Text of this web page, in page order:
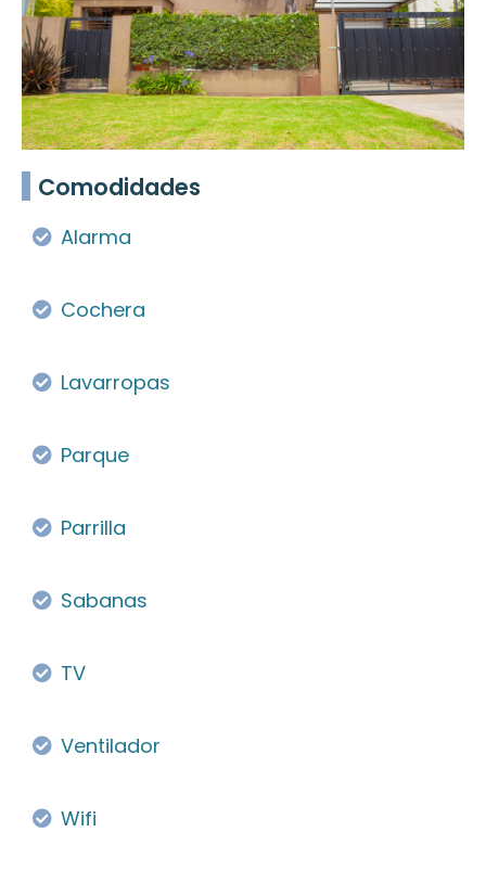
Comodidades
Alarma
Cochera
Lavarropas
Parque
Parrilla
Sabanas
TV
Ventilador
Wifi